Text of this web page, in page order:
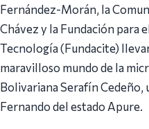
Fernández-Morán, la
Chávez y la Fundación para
Tecnología (Fundacite)
maravilloso mundo de la
Bolivariana Serafín Cedeño,
Fernando del estado Apure.